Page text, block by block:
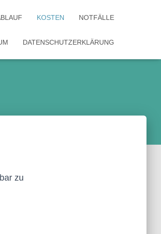
KOSTEN NOTFÄLLE
DATENSCHUTZERKLÄRUNG
zu